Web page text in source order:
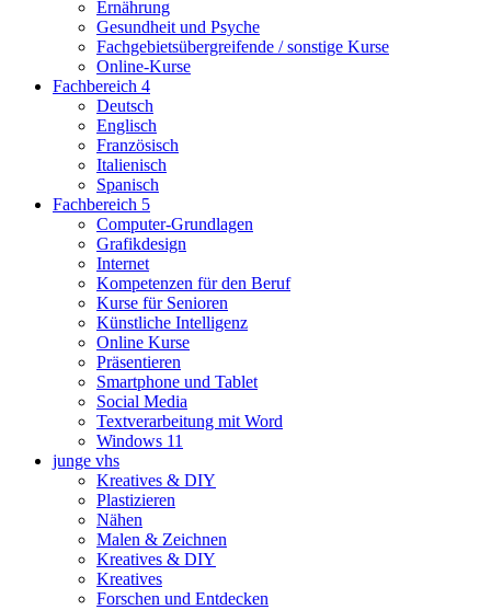
Ernährung
Gesundheit und Psyche
Fachgebietsübergreifende / sonstige Kurse
Online-Kurse
Fachbereich 4
Deutsch
Englisch
Französisch
Italienisch
Spanisch
Fachbereich 5
Computer-Grundlagen
Grafikdesign
Internet
Kompetenzen für den Beruf
Kurse für Senioren
Künstliche Intelligenz
Online Kurse
Präsentieren
Smartphone und Tablet
Social Media
Textverarbeitung mit Word
Windows 11
junge vhs
Kreatives & DIY
Plastizieren
Nähen
Malen & Zeichnen
Kreatives & DIY
Kreatives
Forschen und Entdecken